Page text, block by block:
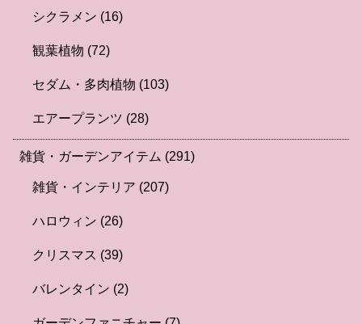
シクラメン (16)
観葉植物 (72)
セダム・多肉植物 (103)
エアープランツ (28)
雑貨・ガーデンアイテム (291)
雑貨・インテリア (207)
ハロウィン (26)
クリスマス (39)
バレンタイン (2)